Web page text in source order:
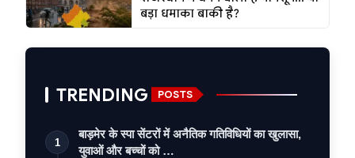
बड़ा धमाका बाकी है?
TRENDING POSTS
1
बाड़मेर के स्पा सेंटरों में अनैतिक गतिविधियों का खुलासा,
युवाओं और बच्चों को …